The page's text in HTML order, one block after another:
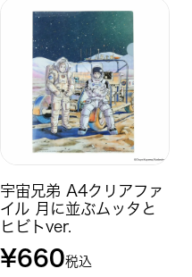
宇宙兄弟 A4クリアファ
イル 月に並ぶムッタと
ヒビトver.
¥660税込